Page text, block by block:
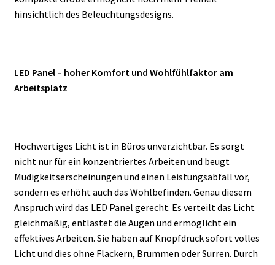
hinsichtlich des Beleuchtungsdesigns.
LED Panel – hoher Komfort und Wohlfühlfaktor am
Arbeitsplatz
Hochwertiges Licht ist in Büros unverzichtbar. Es sorgt
nicht nur für ein konzentriertes Arbeiten und beugt
Müdigkeitserscheinungen und einen Leistungsabfall vor,
sondern es erhöht auch das Wohlbefinden. Genau diesem
Anspruch wird das LED Panel gerecht. Es verteilt das Licht
gleichmäßig, entlastet die Augen und ermöglicht ein
effektives Arbeiten. Sie haben auf Knopfdruck sofort volles
Licht und dies ohne Flackern, Brummen oder Surren. Durch